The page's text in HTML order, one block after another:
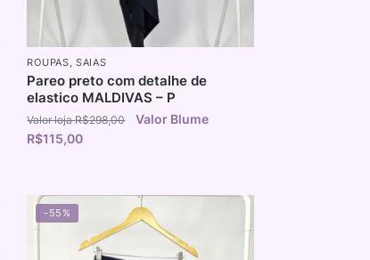
ROUPAS,SAIAS
Pareo preto com detalhe de
elastico MALDIVAS – P
R$298,00
R$115,00
-55%